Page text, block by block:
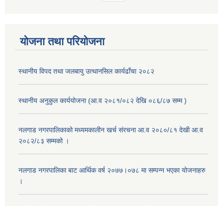
योजना तथा परियोजना
स्थानीय विपद तथा जलबायु उत्थानसिल कार्यढाँचा २०८२
स्थानीय अनुकुल कार्ययोजना (आ.व २०८१/०८२ देखि ०८६/८७ सम्म )
नलगाड नगरपालिकाको मध्यमकालीन खर्च संरचना आ.व २०८०/८१ देखी आ.व
२०८२/८३ सम्मको ।
नलगाड नगरपालिका बाट आर्थिक वर्ष २०७७।०७८ मा सम्पन्न भएका योजनाहरु
।